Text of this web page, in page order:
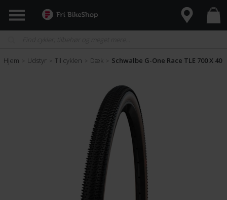
Hjem > Udstyr > Til cyklen > Dæk > Schwalbe G-One Race TLE 700 X 40C